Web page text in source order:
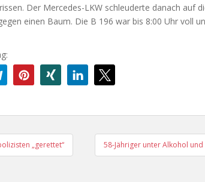
Der Mercedes-LKW schleuderte danach auf
einen Baum. Die B 196 war bis 8:00 Uhr voll
„gerettet“ 58-Jähriger unter Alkohol